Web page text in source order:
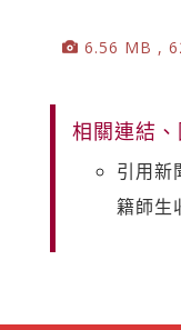
6.56 MB ,
相關連結、
引用新
籍師生